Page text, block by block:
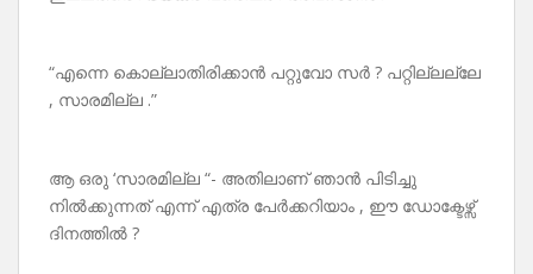
“എന്നെ കൊല്ലാതിരിക്കാൻ പറ്റുവോ സർ ? പറ്റില്ലല്ലേ
, സാരമില്ല .”
ആ ഒരു ‘സാരമില്ല “- അതിലാണ് ഞാൻ പിടിച്ചു
നിൽക്കുന്നത് എന്ന് എത്ര പേർക്കറിയാം , ഈ ഡോക്ടേഴ്സ്
ദിനത്തിൽ ?